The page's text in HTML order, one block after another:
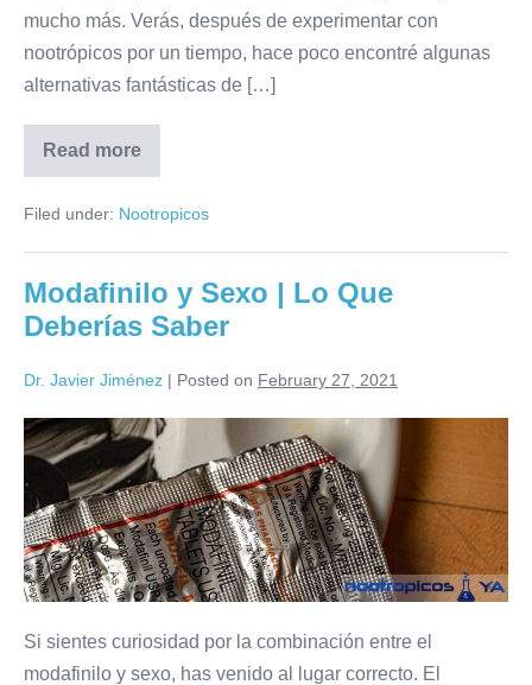
mucho más. Verás, después de experimentar con
nootrópicos por un tiempo, hace poco encontré algunas
alternativas fantásticas de […]
Read more
Filed under: Nootropicos
Modafinilo y Sexo | Lo Que
Deberías Saber
Dr. Javier Jiménez | Posted on February 27, 2021
Si sientes curiosidad por la combinación entre el
modafinilo y sexo, has venido al lugar correcto. El